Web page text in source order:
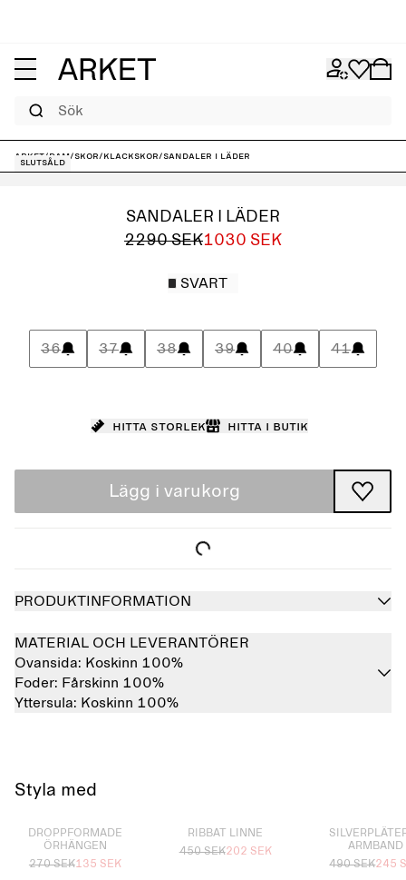
ARKET/Dam/Skor/Klackskor/Sandaler i läder
Slutsåld
SANDALER I LÄDER
2290 SEK1030 SEK
SVART
36 37 38 39 40 41
Hitta storlek Hitta i butik
Lägg i varukorg
PRODUKTINFORMATION
MATERIAL OCH LEVERANTÖRER
Ovansida: Koskinn 100%
Foder: Fårskinn 100%
Yttersula: Koskinn 100%
Styla med
Slutsåld
DROPPFORMADE
ÖRHÄNGEN
270 SEK135 SEK
RIBBAT LINNE
450 SEK202 SEK
ARMBAND
490 SEK245